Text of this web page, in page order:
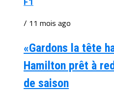
/ 11 mois ago
«Gardons la tête
Hamilton prêt à
de saison